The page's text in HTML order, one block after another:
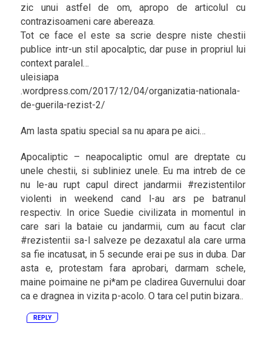
zic unui astfel de om, apropo de articolul cu
contrazisoameni care abereaza.
Tot ce face el este sa scrie despre niste chestii
publice intr-un stil apocalptic, dar puse in propriul lui
context paralel…
uleisiapa
.wordpress.com/2017/12/04/organizatia-nationala-
de-guerila-rezist-2/
Am lasta spatiu special sa nu apara pe aici…
Apocaliptic – neapocaliptic omul are dreptate cu
unele chestii, si subliniez unele. Eu ma intreb de ce
nu le-au rupt capul direct jandarmii #rezistentilor
violenti in weekend cand l-au ars pe batranul
respectiv. In orice Suedie civilizata in momentul in
care sari la bataie cu jandarmii, cum au facut clar
#rezistentii sa-l salveze pe dezaxatul ala care urma
sa fie incatusat, in 5 secunde erai pe sus in duba. Dar
asta e, protestam fara aprobari, darmam schele,
maine poimaine ne pi*am pe cladirea Guvernului doar
ca e dragnea in vizita p-acolo. O tara cel putin bizara..
REPLY